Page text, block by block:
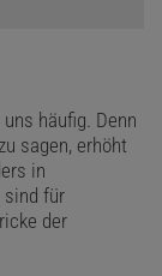
häufig. Denn
sagen, erhöht
in
sind für
der